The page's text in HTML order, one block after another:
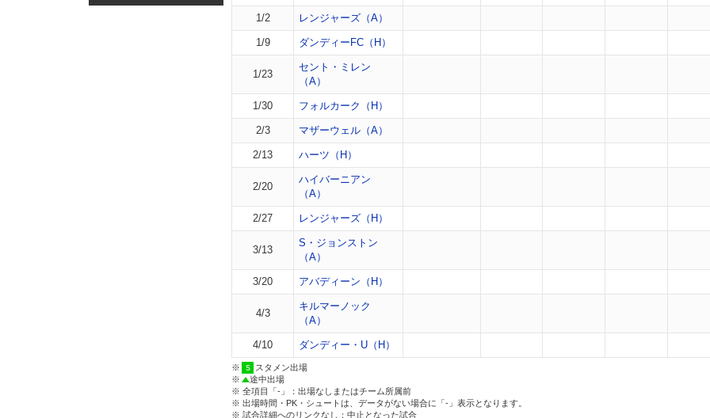
1/2 レンジャーズ（A）
1/9 ダンディーFC（H）
1/23
セント・ミレン
（A）
1/30 フォルカーク（H）
2/3 マザーウェル（A）
2/13 ハーツ（H）
2/20
ハイバーニアン
（A）
2/27 レンジャーズ（H）
3/13
S・ジョンストン
（A）
3/20 アバディーン（H）
4/3
キルマーノック
（A）
4/10 ダンディー・U（H）
※
スタメン出場
※
途中出場
※ 全項目「-」：出場なしまたはチーム所属前
※ 出場時間・PK・シュートは、データがない場合に「-」表示となります。
※ 試合詳細へのリンクなし：中止となった試合